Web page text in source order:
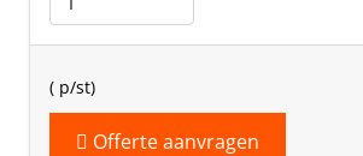
( p/st)
Offerte aanvragen